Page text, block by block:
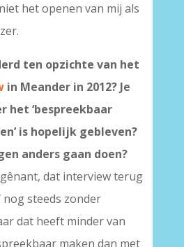
het openen van mij als
ten opzichte van het
in Meander in 2012? Je
het ‘bespreekbaar
is hopelijk gebleven?
anders gaan doen?
dat interview terug
steeds zonder
dat heeft minder van
maken dan met